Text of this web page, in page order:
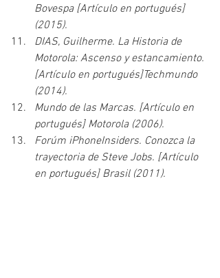
Bovespa [Artículo en portugués]
(2015).
DIAS, Guilherme. La Historia de
Motorola: Ascenso y estancamiento.
[Artículo en portugués]Techmundo
(2014).
Mundo de las Marcas. [Artículo en
portugués] Motorola (2006).
Forúm iPhoneInsiders. Conozca la
trayectoria de Steve Jobs. [Artículo
en portugués] Brasil (2011).